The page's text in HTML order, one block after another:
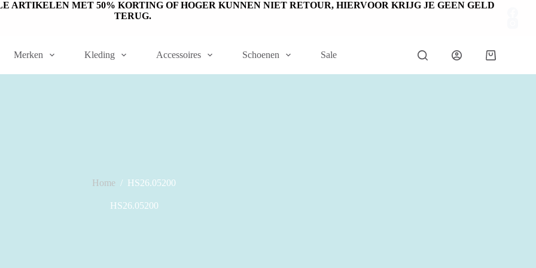
ARTIKELEN MET 50% KORTING OF HOGER KUNNEN NIET RETOUR, HIERVOOR KRIJG JE GEEN GELD
TERUG.
Merken Kleding Accessoires Schoenen Sale
Home / HS26.05200
HS26.05200